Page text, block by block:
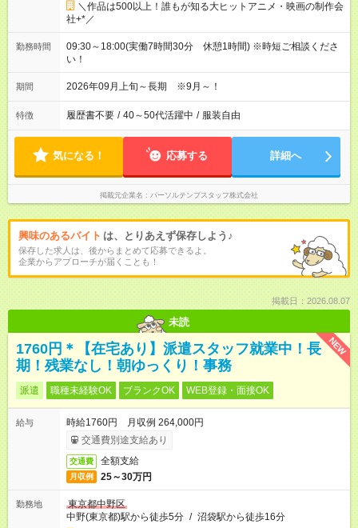
＼作品は500以上！誰もが知る大ヒットアニメ・映画の制作会
社+*／
勤務時間
09:30～18:00(実働7時間30分 休憩1時間) ※時短ご相談くださ
い！
期間 2026年09月上旬～長期 ※9月～！
特徴 履歴書不要 / 40～50代活躍中 / 服装自由
気になる！ 応募する 詳細へ
掲載元企業名 パーソルテンプスタッフ株式会社
興味のあるバイト は、とりあえず保存しよう♪
保存した求人は、後からまとめて応募できるよ。
企業からアプローチが届くことも！
掲載日：2026.08.07
未読
NEW
1760円＊【在宅あり】派遣スタッフ就業中！長
期！残業なし！朝ゆっくり！事務
派遣 職種未経験OK ブランクOK WEB登録・面接OK
給与
時給1760円 月収例 264,000円
交通費別途支給あり
交通費 全額支給
月収例 25～30万円
勤務地
東京都中野区
中野(東京都)駅から徒歩5分 / 沼袋駅から徒歩16分